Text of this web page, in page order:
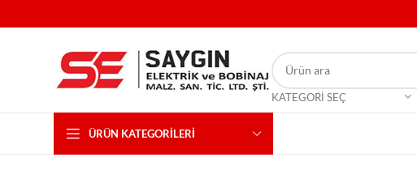
KATEGORI SEÇ
ÜRÜN KATEGORILERI